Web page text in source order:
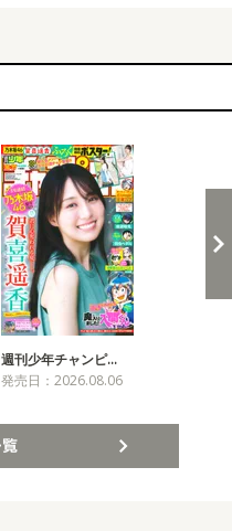
週刊少年チャンピ…
発売日：2026.08.06